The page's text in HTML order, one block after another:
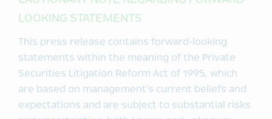
LOOKING STATEMENTS
This press release contains forward-looking
statements within the meaning of the Private
Securities Litigation Reform Act of 1995, which
are based on management’s current beliefs and
expectations and are subject to substantial risks